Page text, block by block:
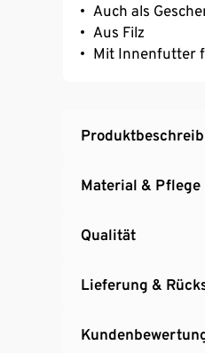
Auch als
Aus Filz
Mit Innenfutter
Material & Pflege
Qualität
Lieferung &